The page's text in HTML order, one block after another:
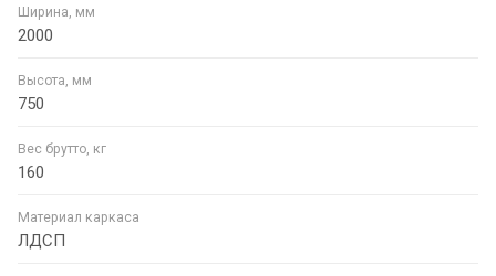
Ширина, мм
2000
Высота, мм
750
Вес брутто, кг
160
Материал каркаса
ЛДСП